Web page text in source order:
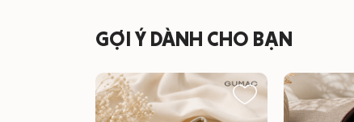
GỢI Ý DÀNH CHO BẠN